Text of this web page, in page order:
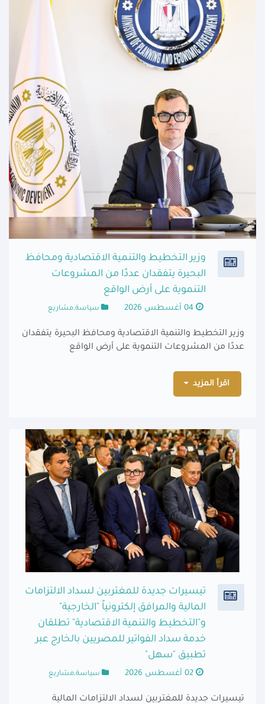
وزير التخطيط والتنمية الاقتصادية ومحافظ
البحيرة يتفقدان عددًا من المشروعات
التنموية على أرض الواقع
04 أغسطس 2026 سياسة,مشاريع
وزير التخطيط والتنمية الاقتصادية ومحافظ البحيرة يتفقدان
عددًا من المشروعات التنموية على أرض الواقع
اقرأ المزيد
تيسيرات جديدة للمغتربين لسداد الالتزامات
المالية والمرافق إلكترونياً "الخارجية"
و"التخطيط والتنمية الاقتصادية" تطلقان
خدمة سداد الفواتير للمصريين بالخارج عبر
تطبيق "سهل"
02 أغسطس 2026 سياسة,مشاريع
تيسيرات جديدة للمغتربين لسداد الالتزامات المالية